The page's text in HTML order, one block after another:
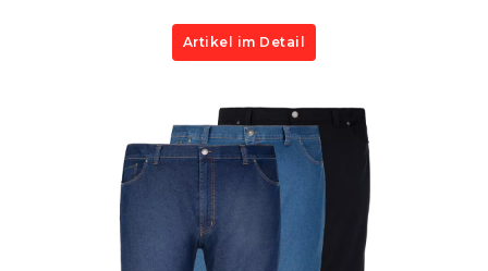
Artikel im Detail